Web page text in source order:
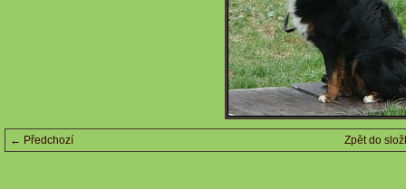
← Předchozí Zpět do